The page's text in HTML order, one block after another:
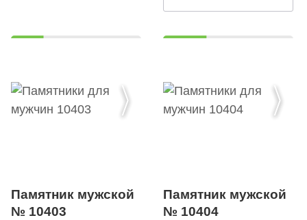
Памятник мужской
№ 10403
Памятник мужской
№ 10404